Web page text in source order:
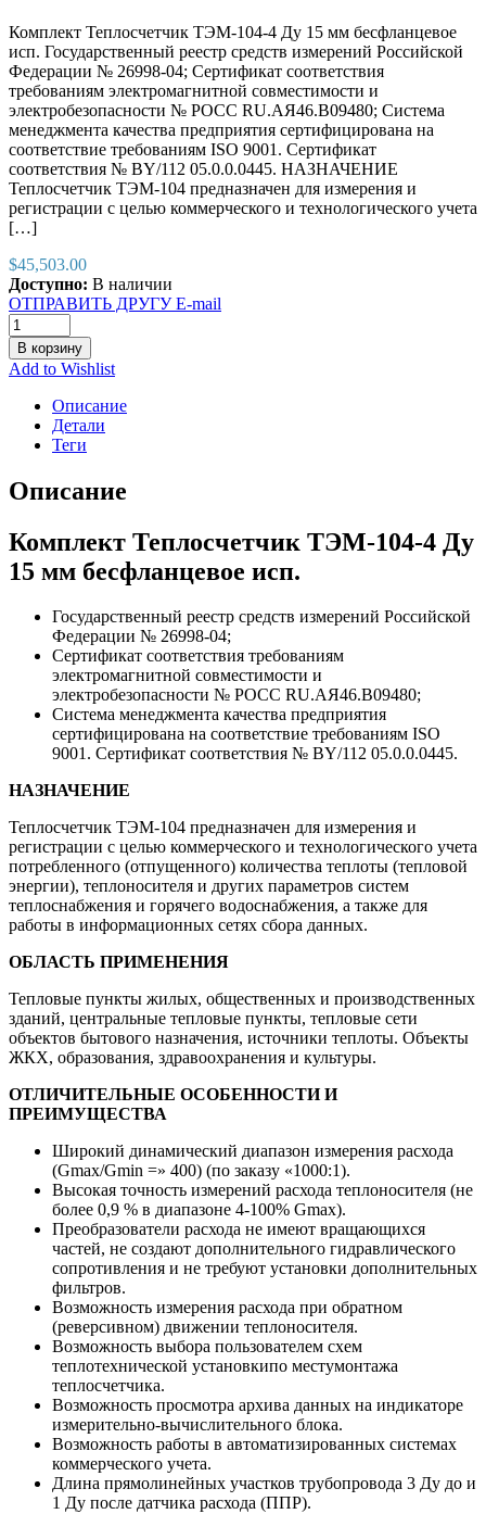
Комплект Теплосчетчик ТЭМ-104-4 Ду 15 мм бесфланцевое
исп. Государственный реестр средств измерений Российской
Федерации № 26998-04; Сертификат соответствия
требованиям электромагнитной совместимости и
электробезопасности № РОСС RU.АЯ46.В09480; Система
менеджмента качества предприятия сертифицирована на
соответствие требованиям ISO 9001. Сертификат
соответствия № BY/112 05.0.0.0445. НАЗНАЧЕНИЕ
Теплосчетчик ТЭМ-104 предназначен для измерения и
регистрации с целью коммерческого и технологического учета
[…]
$45,503.00
Доступно: В наличии
ОТПРАВИТЬ ДРУГУ E-mail
В корзину
Add to Wishlist
Описание
Детали
Теги
Описание
Комплект Теплосчетчик ТЭМ-104-4 Ду
15 мм бесфланцевое исп.
Государственный реестр средств измерений Российской
Федерации № 26998-04;
Сертификат соответствия требованиям
электромагнитной совместимости и
электробезопасности № РОСС RU.АЯ46.В09480;
Система менеджмента качества предприятия
сертифицирована на соответствие требованиям ISO
9001. Сертификат соответствия № BY/112 05.0.0.0445.
НАЗНАЧЕНИЕ
Теплосчетчик ТЭМ-104 предназначен для измерения и
регистрации с целью коммерческого и технологического учета
потребленного (отпущенного) количества теплоты (тепловой
энергии), теплоносителя и других параметров систем
теплоснабжения и горячего водоснабжения, а также для
работы в информационных сетях сбора данных.
ОБЛАСТЬ ПРИМЕНЕНИЯ
Тепловые пункты жилых, общественных и производственных
зданий, центральные тепловые пункты, тепловые сети
объектов бытового назначения, источники теплоты. Объекты
ЖКХ, образования, здравоохранения и культуры.
ОТЛИЧИТЕЛЬНЫЕ ОСОБЕННОСТИ И
ПРЕИМУЩЕСТВА
Широкий динамический диапазон измерения расхода
(Gmax/Gmin =» 400) (по заказу «1000:1).
Высокая точность измерений расхода теплоносителя (не
более 0,9 % в диапазоне 4-100% Gmax).
Преобразователи расхода не имеют вращающихся
частей, не создают дополнительного гидравлического
сопротивления и не требуют установки дополнительных
фильтров.
Возможность измерения расхода при обратном
(реверсивном) движении теплоносителя.
Возможность выбора пользователем схем
теплотехнической установкипо местумонтажа
теплосчетчика.
Возможность просмотра архива данных на индикаторе
измерительно-вычислительного блока.
Возможность работы в автоматизированных системах
коммерческого учета.
Длина прямолинейных участков трубопровода 3 Ду до и
1 Ду после датчика расхода (ППР).